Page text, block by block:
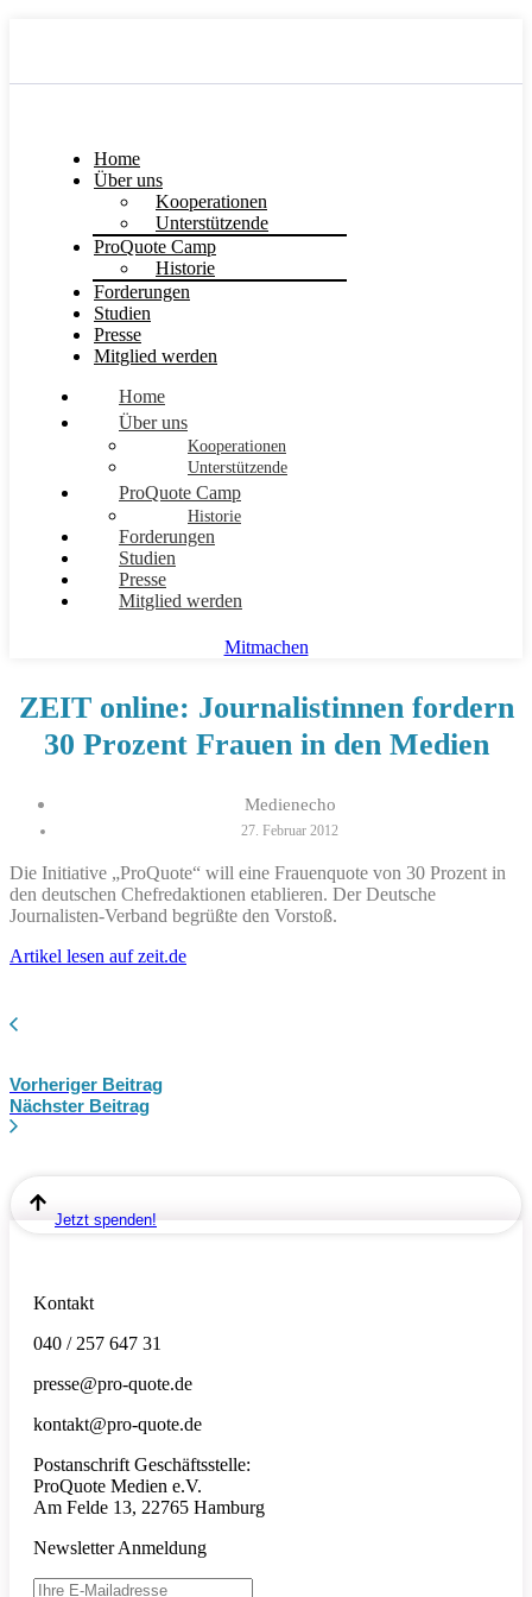
Home
Über uns
Kooperationen
Unterstützende
ProQuote Camp
Historie
Forderungen
Studien
Presse
Mitglied werden
Home
Über uns
Kooperationen
Unterstützende
ProQuote Camp
Historie
Forderungen
Studien
Presse
Mitglied werden
Mitmachen
ZEIT online: Journalistinnen fordern
30 Prozent Frauen in den Medien
Medienecho
27. Februar 2012
Die Initiative „ProQuote“ will eine Frauenquote von 30 Prozent in
den deutschen Chefredaktionen etablieren. Der Deutsche
Journalisten-Verband begrüßte den Vorstoß.
Artikel lesen auf zeit.de
Vorheriger Beitrag
Nächster Beitrag
Jetzt spenden!
Kontakt
040 / 257 647 31
presse@pro-quote.de
kontakt@pro-quote.de
Postanschrift Geschäftsstelle:
ProQuote Medien e.V.
Am Felde 13, 22765 Hamburg
Newsletter Anmeldung